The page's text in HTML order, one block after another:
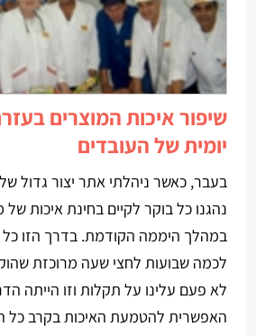
שיפור איכות המוצרים
יומית של העובדים
בעבר, כאשר ניהלתי אתר יצור גדול
נהגנו כל בוקר לקיים בחינת איכות של
במהלך היממה הקודמת. בדרך הזו כל
לכמה שבועות לחצי שעה מרוכזת
לא פעם עלינו על תקלות וזו הייתה
האפשרית להטמעת האיכות בקרב כל